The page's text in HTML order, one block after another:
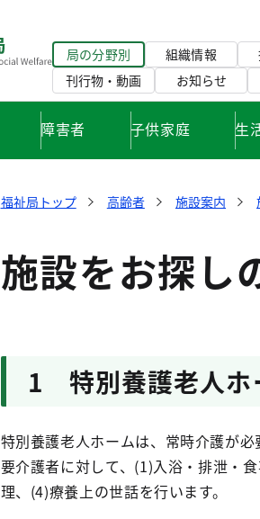
局の分野別 組織情報
刊行物・動画
お知らせ
障害者 子供家庭 生
福祉局トップ 高齢者 施設案内
施設をお探し
1 特別養護老人ホ
特別養護老人ホームは、常時介護が
要介護者に対して、(1)入浴・排泄・
理、(4)療養上の世話を行います。